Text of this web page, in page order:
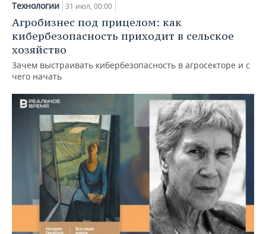
Технологии 31 июл, 00:00
Агробизнес под прицелом: как
кибербезопасность приходит в сельское
хозяйство
Зачем выстраивать кибербезопасность в агросекторе и с
чего начать